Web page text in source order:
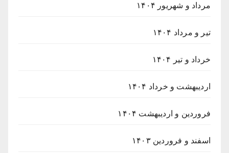
مرداد و شهریور ۱۴۰۴
تیر و مرداد ۱۴۰۴
خرداد و تیر ۱۴۰۴
اردیبهشت و خرداد ۱۴۰۴
فروردین و اردیبهشت ۱۴۰۴
اسفند و فروردین ۱۴۰۳